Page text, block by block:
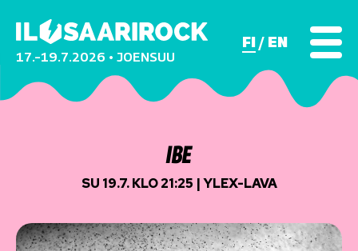
17.–19.7.2026 • JOENSUU
FI EN
IBE
SU 19.7. KLO 21:25 | YLEX-LAVA